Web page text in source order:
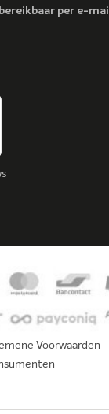
per e-mail
Voorwaarden